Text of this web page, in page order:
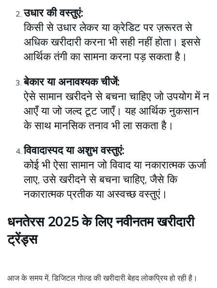
उधार की वस्तुएं:
किसी से उधार लेकर या क्रेडिट पर ज़रूरत से
अधिक खरीदारी करना भी सही नहीं होता। इससे
आर्थिक तंगी का सामना करना पड़ सकता है।
बेकार या अनावश्यक चीजें:
ऐसे सामान खरीदने से बचना चाहिए जो उपयोग में न
आएँ या जो जल्द टूट जाएँ। यह आर्थिक नुकसान
के साथ मानसिक तनाव भी ला सकता है।
विवादास्पद या अशुभ वस्तुएं:
कोई भी ऐसा सामान जो विवाद या नकारात्मक ऊर्जा
लाए, उसे खरीदने से बचना चाहिए, जैसे कि
नकारात्मक प्रतीक या अस्वच्छ वस्तुएं।
धनतेरस 2025 के लिए नवीनतम खरीदारी
ट्रेंड्स
आज के समय में, डिजिटल गोल्ड की खरीदारी बेहद लोकप्रिय हो रही है।